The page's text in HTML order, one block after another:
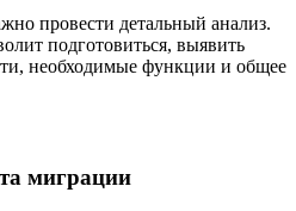
провести детальный анализ.
подготовиться, выявить
необходимые функции и общее
миграции